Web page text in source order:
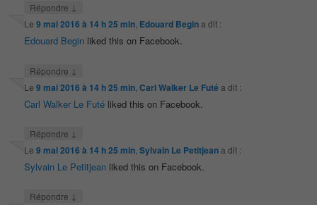
Répondre ↓
Le9 mai 2016 à 14 h 25 min, Edouard Begina dit :
Edouard Begin liked this on Facebook.
Répondre ↓
Le9 mai 2016 à 14 h 25 min ,Carl Walker Le Futé a dit :
Carl Walker Le Futé liked this on Facebook.
Répondre ↓
Le9 mai 2016 à 14 h 25 min ,Sylvain Le Petitjeana dit :
Sylvain Le Petitjean liked this on Facebook.
Répondre ↓